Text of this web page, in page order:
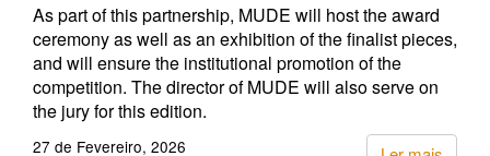
As part of this partnership, MUDE will host the award
ceremony as well as an exhibition of the finalist pieces,
and will ensure the institutional promotion of the
competition. The director of MUDE will also serve on
the jury for this edition.
27 de Fevereiro, 2026